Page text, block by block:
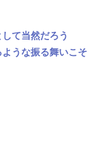
て当然だろう
うな振る舞いこそ